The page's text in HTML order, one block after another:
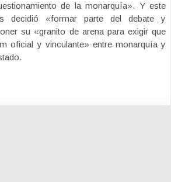
de la monarquía». Y este
decidió «formar parte del debate y
su «granito de arena para exigir que
oficial y vinculante» entre monarquía y